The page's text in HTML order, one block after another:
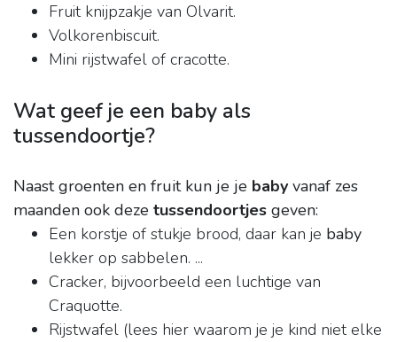
Fruit knijpzakje van Olvarit.
Volkorenbiscuit.
Mini rijstwafel of cracotte.
Wat geef je een baby als
tussendoortje?
Naast groenten en fruit kun je je baby vanaf zes
maanden ook deze tussendoortjes geven:
Een korstje of stukje brood, daar kan je baby
lekker op sabbelen. ...
Cracker, bijvoorbeeld een luchtige van
Craquotte.
Rijstwafel (lees hier waarom je je kind niet elke